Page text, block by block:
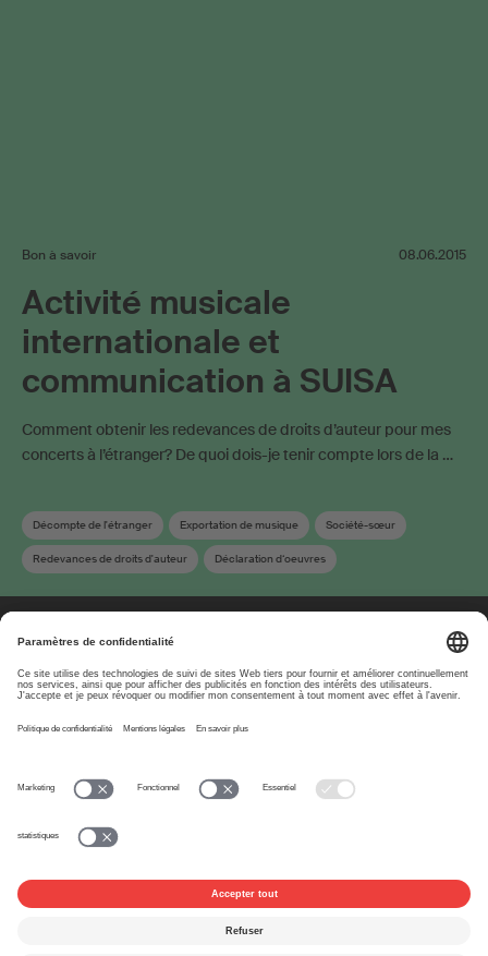
Bon à savoir 08.06.2015
Activité musicale
internationale et
communication à SUISA
Comment obtenir les redevances de droits d’auteur pour mes
concerts à l’étranger? De quoi dois-je tenir compte lors de la …
Décompte de l'étranger Exportation de musique Société-sœur
Redevances de droits d'auteur Déclaration d‘oeuvres
www.suisa.ch
responsabilité
Paramètres de confidentialité